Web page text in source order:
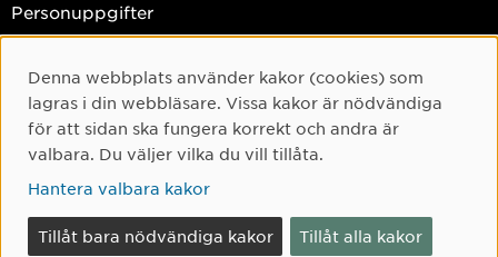
Personuppgifter
Instagram
TikTok
Youtube
LinkedIn
Cookie-samtycke
Denna webbplats använder kakor (cookies) som
lagras i din webbläsare. Vissa kakor är nödvändiga
för att sidan ska fungera korrekt och andra är
valbara. Du väljer vilka du vill tillåta.
Hantera valbara kakor
Tillåt bara nödvändiga kakor Tillåt alla kakor